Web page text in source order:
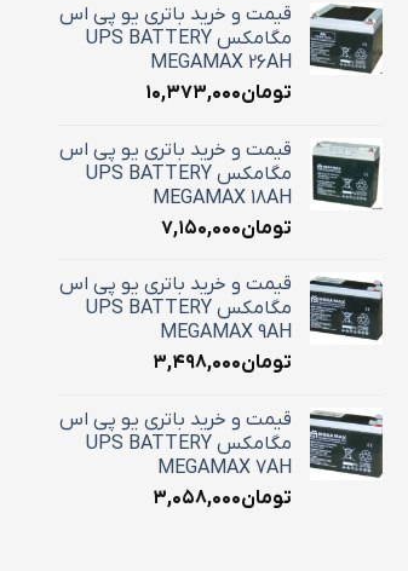
قیمت و خرید باتری یو پی اس
مگامکس UPS BATTERY
MEGAMAX 26AH
تومان۱۰,۳۷۳,۰۰۰
قیمت و خرید باتری یو پی اس
مگامکس UPS BATTERY
MEGAMAX 18AH
تومان۷,۱۵۰,۰۰۰
قیمت و خرید باتری یو پی اس
مگامکس UPS BATTERY
MEGAMAX 9AH
تومان۳,۴۹۸,۰۰۰
قیمت و خرید باتری یو پی اس
مگامکس UPS BATTERY
MEGAMAX 7AH
تومان۳,۰۵۸,۰۰۰